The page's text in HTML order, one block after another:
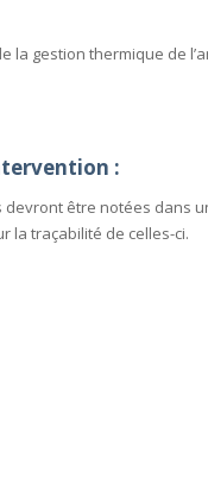
la gestion thermique de
:
devront être notées dans
la traçabilité de celles-ci.